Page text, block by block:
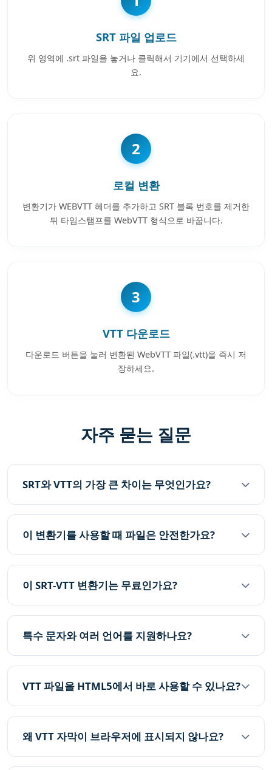
SRT 파일 업로드
위 영역에 .srt 파일을 놓거나 클릭해서 기기에서 선택하세
요.
2
로컬 변환
변환기가 WEBVTT 헤더를 추가하고 SRT 블록 번호를 제거한
뒤 타임스탬프를 WebVTT 형식으로 바꿉니다.
3
VTT 다운로드
다운로드 버튼을 눌러 변환된 WebVTT 파일(.vtt)을 즉시 저
장하세요.
자주 묻는 질문
SRT와 VTT의 가장 큰 차이는 무엇인가요?
이 변환기를 사용할 때 파일은 안전한가요?
이 SRT-VTT 변환기는 무료인가요?
특수 문자와 여러 언어를 지원하나요?
VTT 파일을 HTML5에서 바로 사용할 수 있나요?
왜 VTT 자막이 브라우저에 표시되지 않나요?